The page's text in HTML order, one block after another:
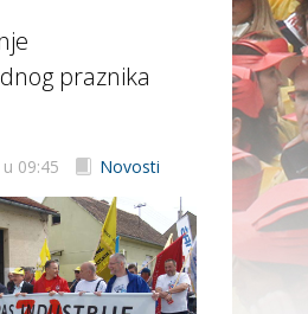
praznika
09:45 Novosti